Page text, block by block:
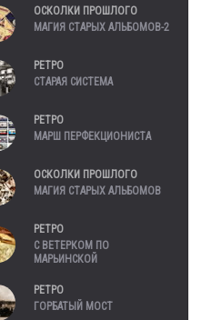
ОСКОЛКИ ПРОШЛОГО
МАГИЯ СТАРЫХ АЛЬБОМОВ-2
РЕТРО
СТАРАЯ СИСТЕМА
РЕТРО
МАРШ ПЕРФЕКЦИОНИСТА
ОСКОЛКИ ПРОШЛОГО
МАГИЯ СТАРЫХ АЛЬБОМОВ
РЕТРО
С ВЕТЕРКОМ ПО
МАРЬИНСКОЙ
РЕТРО
ГОРБАТЫЙ МОСТ